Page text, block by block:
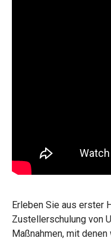
Erleben Sie aus erster
Zustellerschulung von
Maßnahmen, mit